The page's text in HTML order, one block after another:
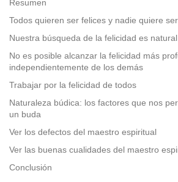
Resumen
Todos quieren ser felices y nadie quiere
Nuestra búsqueda de la felicidad es natural
No es posible alcanzar la felicidad más
independientemente de los demás
Trabajar por la felicidad de todos
Naturaleza búdica: los factores que nos
un buda
Ver los defectos del maestro espiritual
Ver las buenas cualidades del maestro
Conclusión